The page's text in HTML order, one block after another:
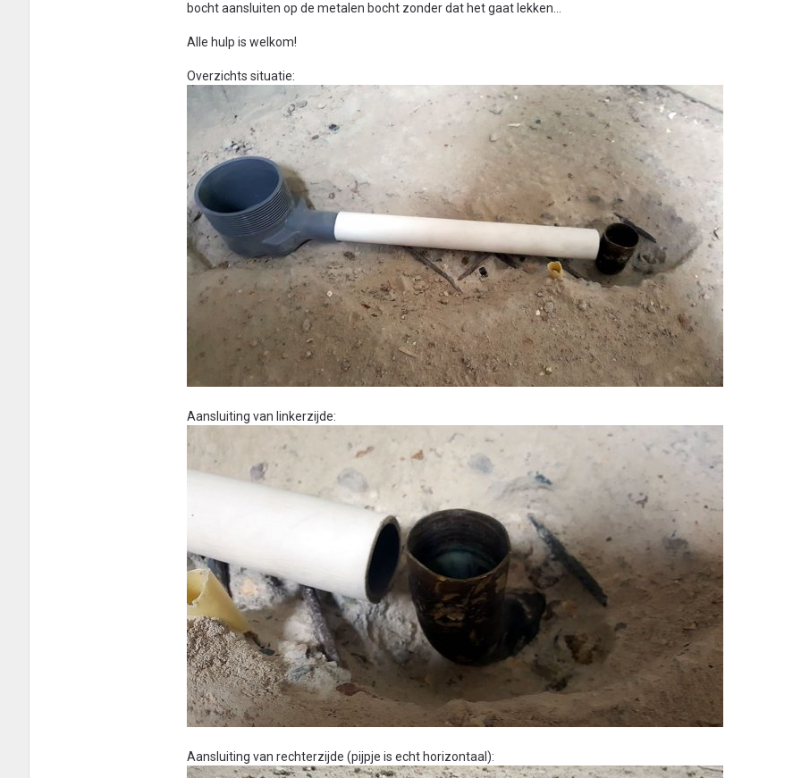
bocht aansluiten op de metalen bocht zonder dat het gaat lekken...
Alle hulp is welkom!
Overzichts situatie:
Aansluiting van linkerzijde:
Aansluiting van rechterzijde (pijpje is echt horizontaal):